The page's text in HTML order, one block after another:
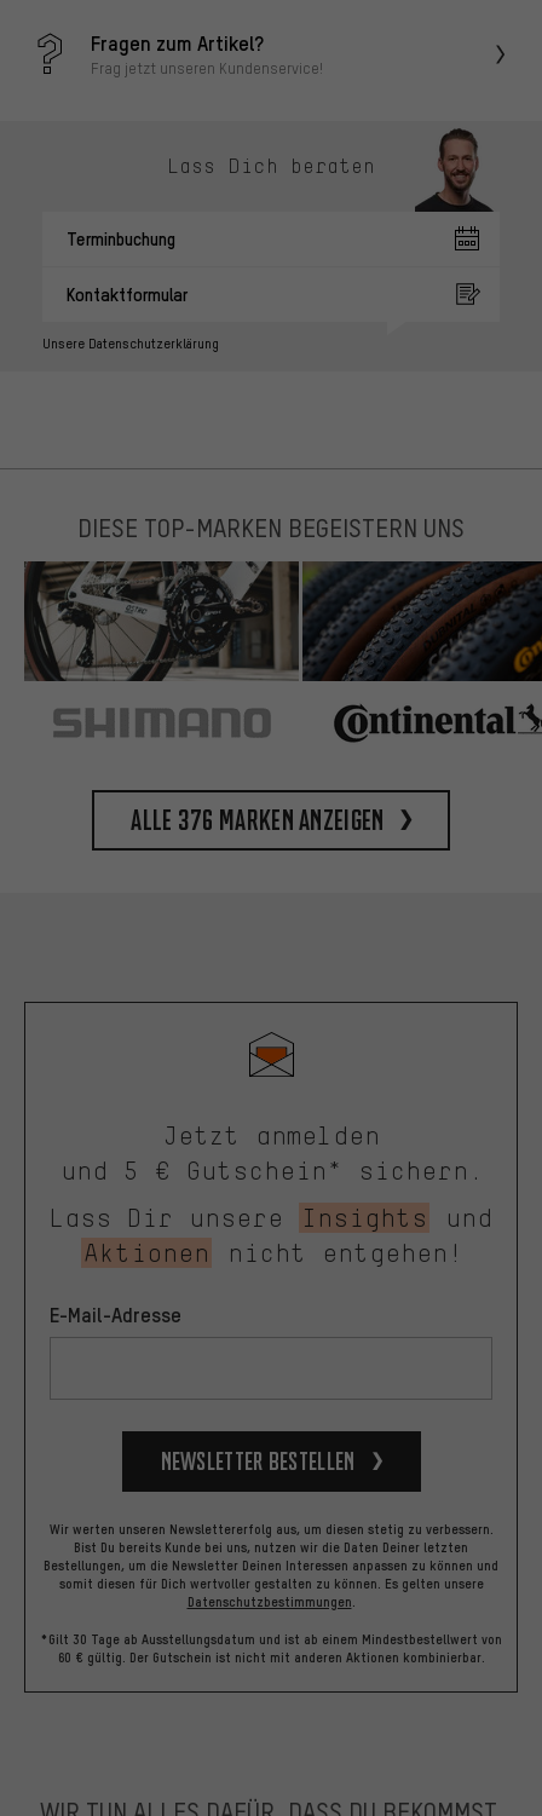
Fragen zum Artikel?
Frag jetzt unseren Kundenservice!
Lass Dich beraten
Terminbuchung
Kontaktformular
Unsere Datenschutzerklärung
DIESE TOP-MARKEN BEGEISTERN UNS
Alle 376 Marken anzeigen
Jetzt anmelden
und 5 € Gutschein* sichern.
Lass Dir unsere
Insights
und
Aktionen
nicht entgehen!
E-Mail-Adresse
Newsletter bestellen
Wir werten unseren Newslettererfolg aus, um diesen stetig zu verbessern.
Bist Du bereits Kunde bei uns, nutzen wir die Daten Deiner letzten
Bestellungen, um die Newsletter Deinen Interessen anpassen zu können und
somit diesen für Dich wertvoller gestalten zu können. Es gelten unsere
Datenschutzbestimmungen.
*Gilt 30 Tage ab Ausstellungsdatum und ist ab einem Mindestbestellwert von
60 € gültig. Der Gutschein ist nicht mit anderen Aktionen kombinierbar.